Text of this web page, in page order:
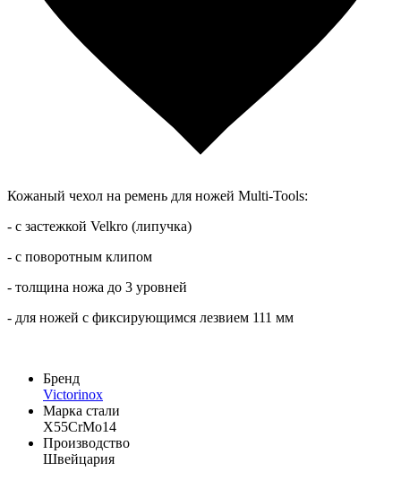
Кожаный чехол на ремень для ножей Multi-Tools:
- с застежкой Velkro (липучка)
- с поворотным клипом
- толщина ножа до 3 уровней
- для ножей с фиксирующимся лезвием 111 мм
Бренд
Victorinox
Марка стали
X55CrMo14
Производство
Швейцария